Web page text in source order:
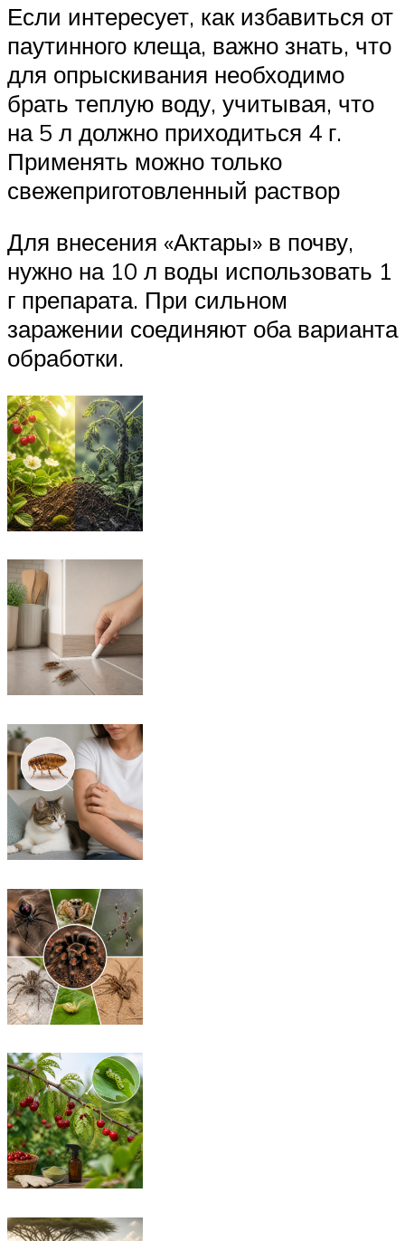
Если интересует, как избавиться от
паутинного клеща, важно знать, что
для опрыскивания необходимо
брать теплую воду, учитывая, что
на 5 л должно приходиться 4 г.
Применять можно только
свежеприготовленный раствор
Для внесения «Актары» в почву,
нужно на 10 л воды использовать 1
г препарата. При сильном
заражении соединяют оба варианта
обработки.